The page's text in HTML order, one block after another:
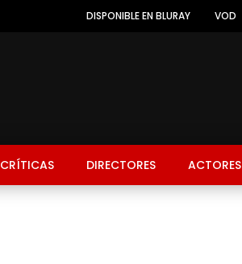
DISPONIBLE EN BLURAY VOD
CRÍTICAS DIRECTORES ACTORES